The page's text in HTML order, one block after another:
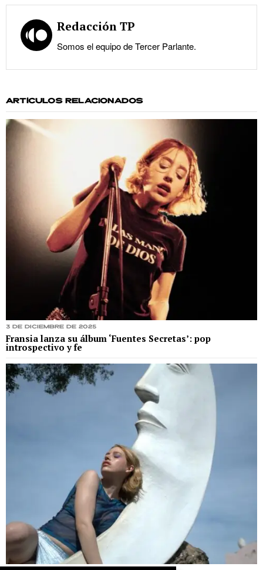
Redacción TP
Somos el equipo de Tercer Parlante.
ARTÍCULOS RELACIONADOS
3 de diciembre de 2025
Fransia lanza su álbum ‘Fuentes Secretas’: pop
introspectivo y fe